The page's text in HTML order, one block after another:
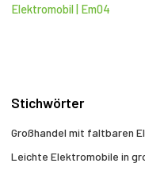
Elektromobil | Em04
Stichwörter
Großhandel mit faltbaren
Leichte Elektromobile in